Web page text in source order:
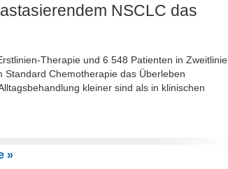
NSCLC das
Therapie und 6 548 Patienten in Zweitlinie
Chemotherapie das Überleben
kleiner sind als in klinischen
»